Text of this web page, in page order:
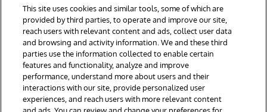
© 1996-2026Y InterSystems Corporation, Boston, MA. All Rights
Reserved.
お知らせ／ご利用規約
プライバシーステートメント
This site uses cookies and similar tools, some of which are
provided by third parties, to operate and improve our site,
reach users with relevant content and ads, collect user data
and browsing and activity information. We and these third
parties use the information collected to enable certain
features and functionality, analyze and improve
performance, understand more about users and their
interactions with our site, provide personalized user
experiences, and reach users with more relevant content